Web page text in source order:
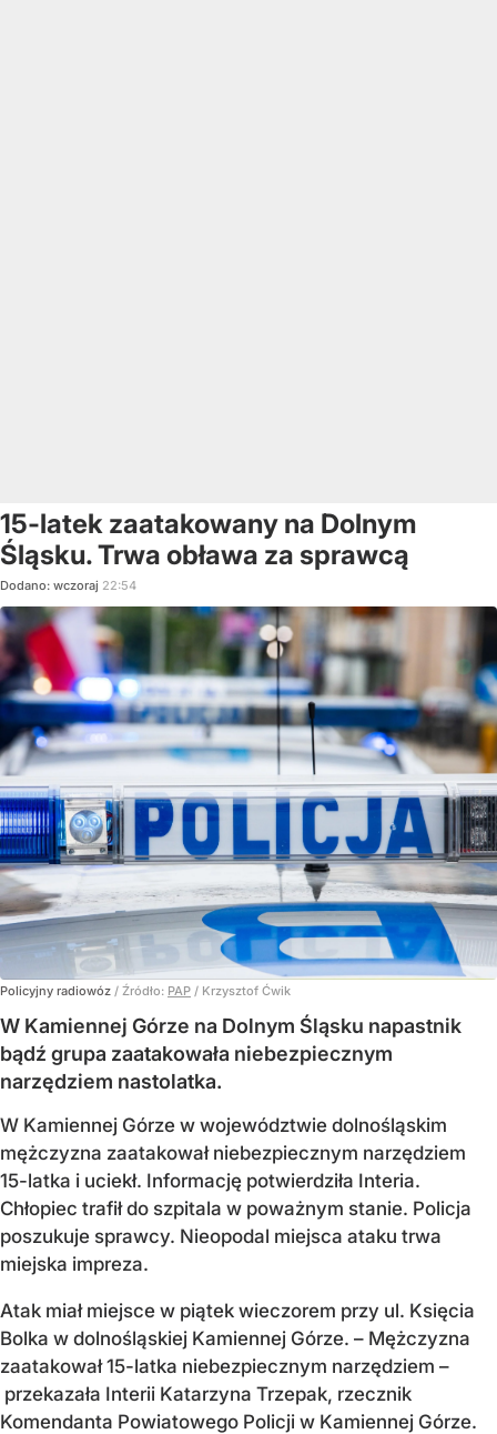
15-latek zaatakowany na Dolnym
Śląsku. Trwa obława za sprawcą
Dodano: wczoraj 22:54
Policyjny radiowóz / Źródło: PAP / Krzysztof Ćwik
W Kamiennej Górze na Dolnym Śląsku napastnik
bądź grupa zaatakowała niebezpiecznym
narzędziem nastolatka.
W Kamiennej Górze w województwie dolnośląskim
mężczyzna zaatakował niebezpiecznym narzędziem
15-latka i uciekł. Informację potwierdziła Interia.
Chłopiec trafił do szpitala w poważnym stanie. Policja
poszukuje sprawcy. Nieopodal miejsca ataku trwa
miejska impreza.
Atak miał miejsce w piątek wieczorem przy ul. Księcia
Bolka w dolnośląskiej Kamiennej Górze. – Mężczyzna
zaatakował 15-latka niebezpiecznym narzędziem –
przekazała Interii Katarzyna Trzepak, rzecznik
Komendanta Powiatowego Policji w Kamiennej Górze.